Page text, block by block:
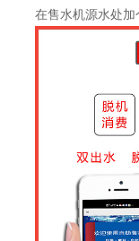
在售水机源水处